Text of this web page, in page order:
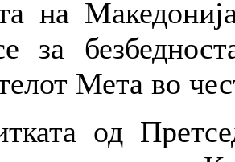
на
за
Мета во
од